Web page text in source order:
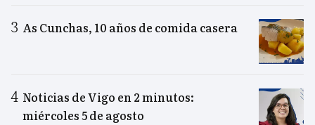
As Cunchas, 10 años de comida casera
Noticias de Vigo en 2 minutos:
miércoles 5 de agosto